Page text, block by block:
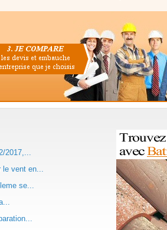
2017,...
le vent en...
se...